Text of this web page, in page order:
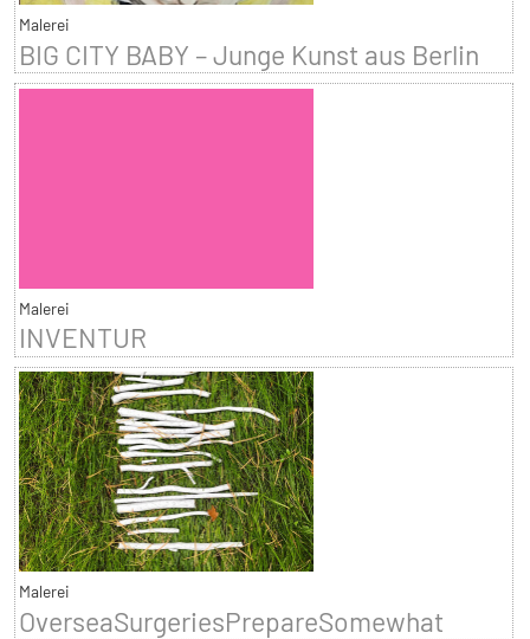
Malerei
BIG CITY BABY – Junge Kunst aus Berlin
Malerei
INVENTUR
Malerei
OverseaSurgeriesPrepareSomewhat